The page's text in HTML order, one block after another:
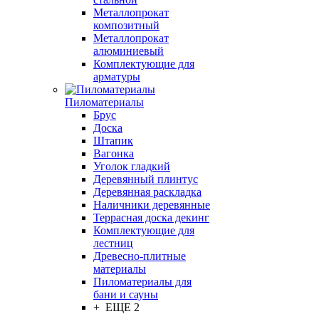
Металлопрокат
композитный
Металлопрокат
алюминиевый
Комплектующие для
арматуры
Пиломатериалы
Брус
Доска
Штапик
Вагонка
Уголок гладкий
Деревянный плинтус
Деревянная раскладка
Наличники деревянные
Террасная доска декинг
Комплектующие для
лестниц
Древесно-плитные
материалы
Пиломатериалы для
бани и сауны
+ ЕЩЕ 2